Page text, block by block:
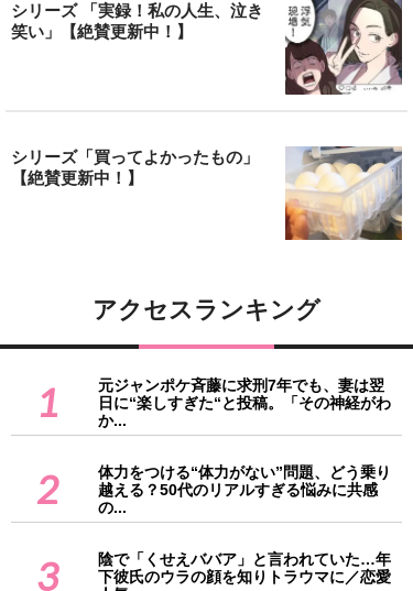
シリーズ 「実録！私の人生、泣き
笑い」【絶賛更新中！】
シリーズ「買ってよかったもの」
【絶賛更新中！】
アクセスランキング
1
元ジャンポケ斉藤に求刑7年でも、妻は翌
日に“楽しすぎた“と投稿。「その神経がわ
か...
2
体力をつける“体力がない”問題、どう乗り
越える？50代のリアルすぎる悩みに共感
の...
3
陰で「くせえババア」と言われていた…年
下彼氏のウラの顔を知りトラウマに／恋愛